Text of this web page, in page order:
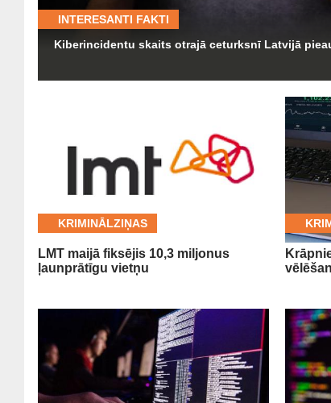
INTERESANTI FAKTI
Kiberincidentu skaits otrajā ceturksnī Latvijā
KRIMINĀLZIŅAS
LMT maijā fiksējis 10,3 miljonus
ļaunprātīgu vietņu